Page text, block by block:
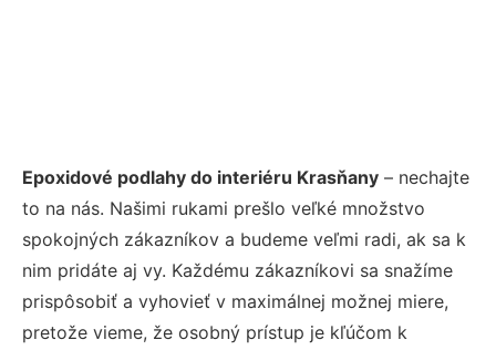
Epoxidové podlahy do interiéru Krasňany – nechajte
to na nás. Našimi rukami prešlo veľké množstvo
spokojných zákazníkov a budeme veľmi radi, ak sa k
nim pridáte aj vy. Každému zákazníkovi sa snažíme
prispôsobiť a vyhovieť v maximálnej možnej miere,
pretože vieme, že osobný prístup je kľúčom k